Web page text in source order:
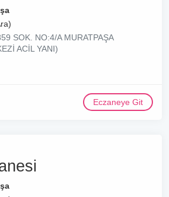
SOK. NO:4/A MURATPAŞA
ACİL YANI)
Eczaneye Git